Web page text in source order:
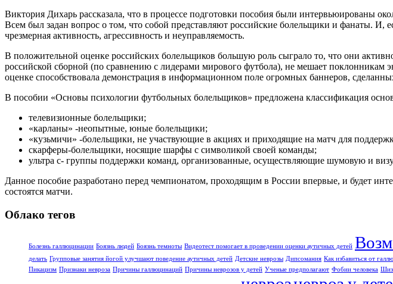
Виктория Дихарь рассказала, что в процессе подготовки пособия были интервьюированы
Всем был задан вопрос о том, что собой представляют российские болельщики и фанаты. И,
чрезмерная активность, агрессивность и неуправляемость.
В положительной оценке российских болельщиков большую роль сыграло то, что они
российской сборной (по сравнению с лидерами мирового футбола), не мешает поклонникам
оценке способствовала демонстрация в информационном поле огромных баннеров,
В пособии «Основы психологии футбольных болельщиков» предложена классификация
телевизионные болельщики;
«карланы» -неопытные, юные болельщики;
«кузьмичи» -болельщики, не участвующие в акциях и приходящие на матч для
скарферы-болельщики, носящие шарфы с символикой своей команды;
ультра с- группы поддержки команд, организованные, осуществляющие шумовую и
Данное пособие разработано перед чемпионатом, проходящим в России впервые, и будет
состоятся матчи.
Облако тегов
Болезнь галлюцинации Боязнь людей Боязнь темноты Видеотест помогает в проведении оценки аутичных детей
делать Групповые занятия йогой улучшают поведение аутичных детей Детские неврозы Дипсомания Как избавиться от
Пикацизм Признаки невроза Причины галлюцинаций Причины неврозов у детей Ученые предполагают Фобии человека